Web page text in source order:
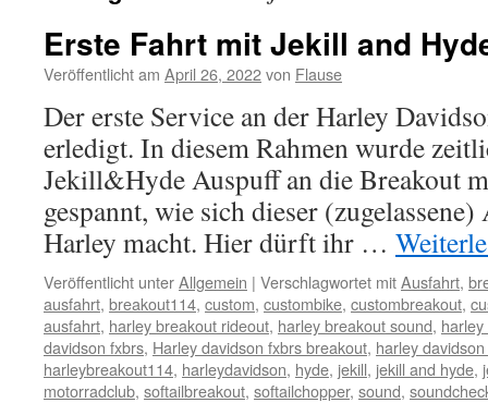
Erste Fahrt mit Jekill and
Veröffentlicht am April 26, 2022von Flause
Der erste Service an der Harley
erledigt. In diesem Rahmen wurde
Jekill&Hyde Auspuff an die Breakout
gespannt, wie sich dieser
Harley macht. Hier dürft ihr …
Veröffentlicht unterAllgemein | Verschlagwortet mitAusfahrt,
ausfahrt, breakout114, custom, custombike, custombreakout,
ausfahrt, harley breakout rideout, harley breakout sound,
davidson fxbrs, Harley davidson fxbrs breakout, harley
harleybreakout114, harleydavidson, hyde, jekill, jekill and hyde,
motorradclub, softailbreakout, softailchopper, sound,